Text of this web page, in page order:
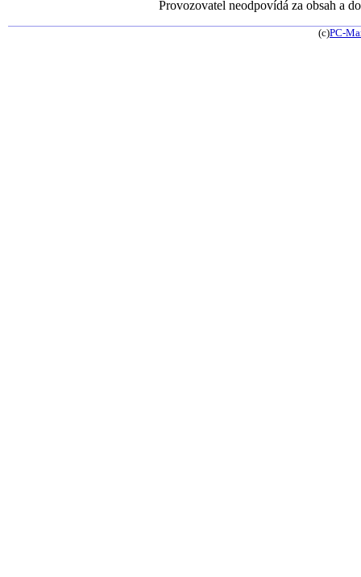
Provozovatel neodpovídá za obsah a
(c)PC-